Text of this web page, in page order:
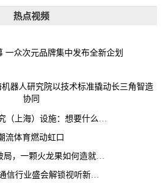
热点视频
一众次元品牌集中发布全新企划
机器人研究院以技术标准撬动长三角智造
协同
探访国家蛋白质科学研究（上海）设施：想要什么蛋白 AI直接设计合成
流体育燃动虹口
（乡村“头雁”）“头雁”破局，一颗火龙果如何造就沪上乡村特色产业化路径
AI观赛来了！这场移动通信行业盛会解锁视听新玩法